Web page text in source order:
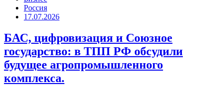
Россия
17.07.2026
БАС, цифровизация и Союзное
государство: в ТПП РФ обсудили
будущее агропромышленного
комплекса.